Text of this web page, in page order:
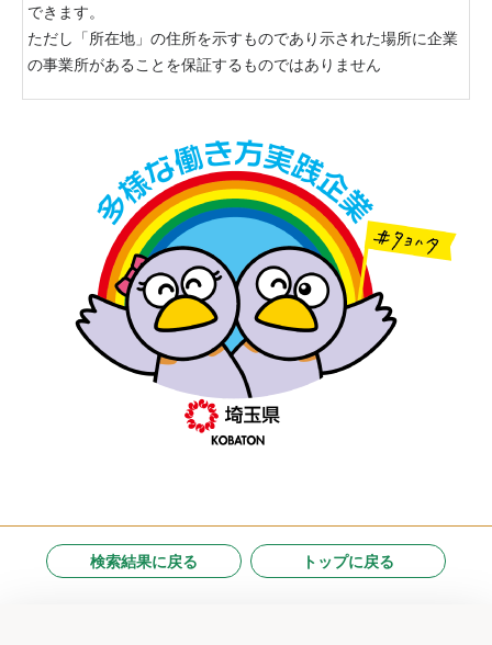
できます。
ただし「所在地」の住所を示すものであり示された場所に企業
の事業所があることを保証するものではありません
検索結果に戻る トップに戻る